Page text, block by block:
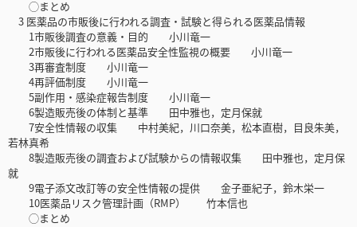
◯まとめ
3 医薬品の市販後に行われる調査・試験と得られる医薬品情報
1市販後調査の意義・目的 小川竜一
2市販後に行われる医薬品安全性監視の概要 小川竜一
3再審査制度 小川竜一
4再評価制度 小川竜一
5副作用・感染症報告制度 小川竜一
6製造販売後の体制と基準 田中雅也，定月保就
7安全性情報の収集 中村美紀，川口奈美，松本直樹，目良朱美，
若林真希
8製造販売後の調査および試験からの情報収集 田中雅也，定月保
就
9電子添文改訂等の安全性情報の提供 金子亜紀子，鈴木栄一
10医薬品リスク管理計画（RMP） 竹本信也
◯まとめ